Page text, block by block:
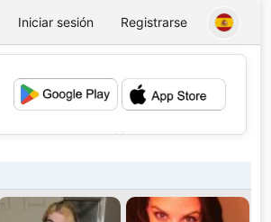
Iniciar sesión Registrarse